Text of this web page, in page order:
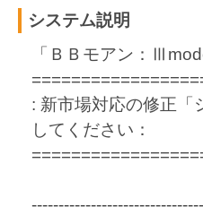
システム説明
「ＢＢモアン：
: 新市場対応の修正「
してください：